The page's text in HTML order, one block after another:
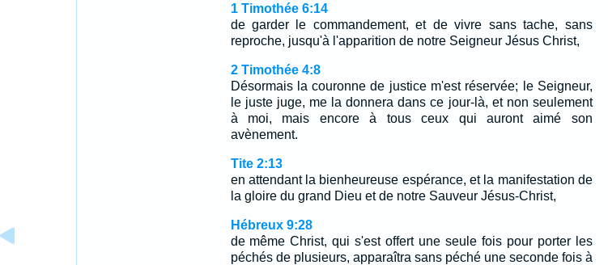
1 Timothée 6:14
de garder le commandement, et de vivre sans tache, sans
reproche, jusqu'à l'apparition de notre Seigneur Jésus Christ,
2 Timothée 4:8
Désormais la couronne de justice m'est réservée; le Seigneur,
le juste juge, me la donnera dans ce jour-là, et non seulement
à moi, mais encore à tous ceux qui auront aimé son
avènement.
Tite 2:13
en attendant la bienheureuse espérance, et la manifestation de
la gloire du grand Dieu et de notre Sauveur Jésus-Christ,
Hébreux 9:28
de même Christ, qui s'est offert une seule fois pour porter les
péchés de plusieurs, apparaîtra sans péché une seconde fois à